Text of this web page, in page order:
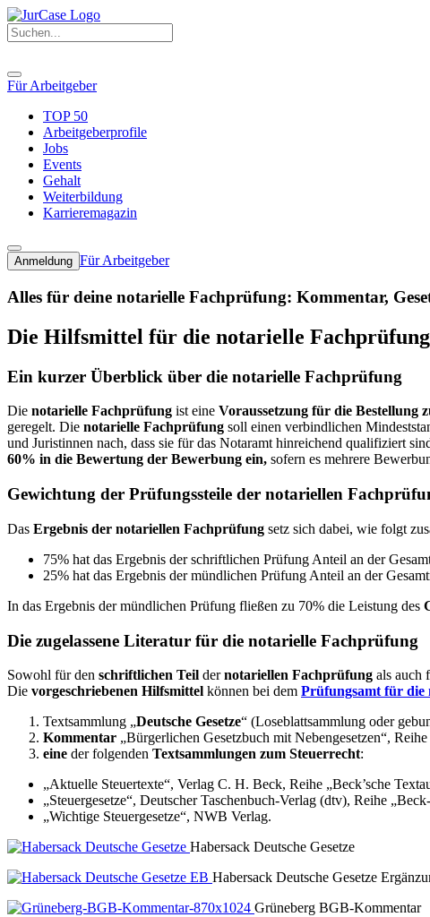
Für Arbeitgeber
TOP 50
Arbeitgeberprofile
Jobs
Events
Gehalt
Weiterbildung
Karrieremagazin
Anmeldung Für Arbeitgeber
Alles für deine notarielle Fachprüfung: Kommentar,
Die Hilfsmittel für die notarielle Fachprüfung
Ein kurzer Überblick über die notarielle Fachprüfung
Die notarielle Fachprüfung ist eine Voraussetzung für die Bestellung
geregelt. Die notarielle Fachprüfung soll einen verbindlichen
und Juristinnen nach, dass sie für das Notaramt hinreichend qualifiziert
60% in die Bewertung der Bewerbung ein, sofern es mehrere
Gewichtung der Prüfungssteile der notariellen
Das Ergebnis der notariellen Fachprüfung setz sich dabei, wie folgt
75% hat das Ergebnis der schriftlichen Prüfung Anteil an der
25% hat das Ergebnis der mündlichen Prüfung Anteil an der
In das Ergebnis der mündlichen Prüfung fließen zu 70% die Leistung des
Die zugelassene Literatur für die notarielle Fachprüfung
Sowohl für den schriftlichen Teil dernotariellen Fachprüfung als auch
Die vorgeschriebenen Hilfsmittel können bei dem Prüfungsamt für die
Textsammlung „Deutsche Gesetze“ (Loseblattsammlung oder
Kommentar „Bürgerlichen Gesetzbuch mit Nebengesetzen“,
eine der folgenden Textsammlungen zum Steuerrecht:
„Aktuelle Steuertexte“, Verlag C. H. Beck, Reihe „Beck’sche
„Steuergesetze“, Deutscher Taschenbuch-Verlag (dtv), Reihe
„Wichtige Steuergesetze“, NWB Verlag.
Habersack Deutsche Gesetze
Habersack Deutsche Gesetze
Grüneberg BGB-Kommentar